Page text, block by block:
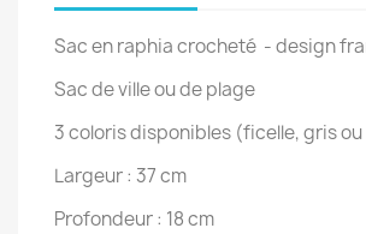
Sac en raphia crocheté - design
Sac de ville ou de plage
3 coloris disponibles (ficelle, gris
Largeur : 37 cm
Profondeur : 18 cm